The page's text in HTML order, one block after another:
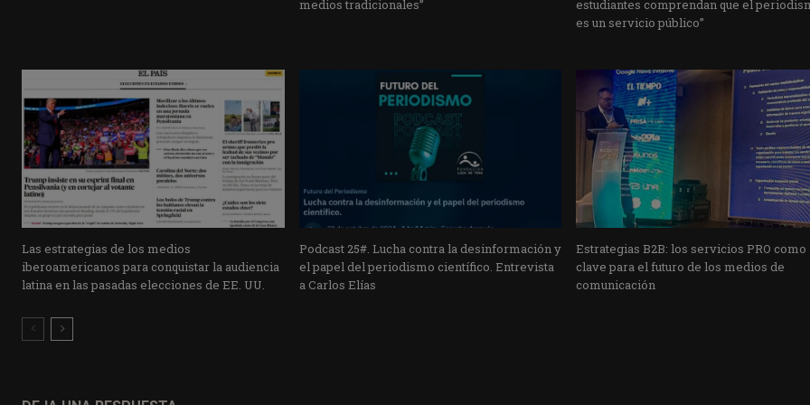
medios tradicionales”
estudiantes comprendan que el
es un servicio público”
Las estrategias de los medios
iberoamericanos para conquistar la audiencia
latina en las pasadas elecciones de EE. UU.
Podcast 25#. Lucha contra la desinformación y
el papel del periodismo científico. Entrevista
a Carlos Elías
Estrategias B2B: los servicios PRO como
clave para el futuro de los medios de
comunicación